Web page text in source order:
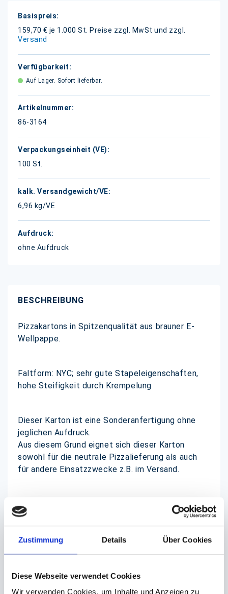
Zustimmung Details Über Cookies
Diese Webseite verwendet Cookies
Wir verwenden Cookies, um Inhalte und Anzeigen zu
Weitere
Informationen
159,70 € je 1.000 St.
Preise zzgl. MwSt und zzgl.
Versand
Auf Lager. Sofort lieferbar.
86-3164
100 St.
6,96 kg/VE
ohne Aufdruck
BESCHREIBUNG
Pizzakartons in Spitzenqualität aus brauner E-
Wellpappe.
Faltform: NYC; sehr gute Stapeleigenschaften,
hohe Steifigkeit durch Krempelung
Dieser Karton ist eine Sonderanfertigung ohne
jeglichen Aufdruck.
Aus diesem Grund eignet sich dieser Karton
sowohl für die neutrale Pizzalieferung als auch
für andere Einsatzzwecke z.B. im Versand.
Pizzakartons können bereits ab einer Menge von
ca. 8400 St. (je nach Größe) mit Ihrem
individuellem Aufdruck versehen werden.